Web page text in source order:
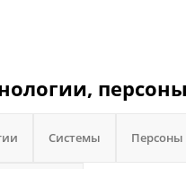
Системы Персоны